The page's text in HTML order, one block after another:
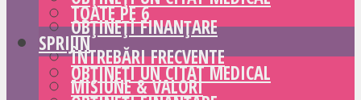
OBȚINEȚI FINANȚARE
ÎNTREBĂRI FRECVENTE
MISIUNE & VALORI
TOATE PE 6
SPRIJIN
OBȚINEȚI UN CITAT MEDICAL